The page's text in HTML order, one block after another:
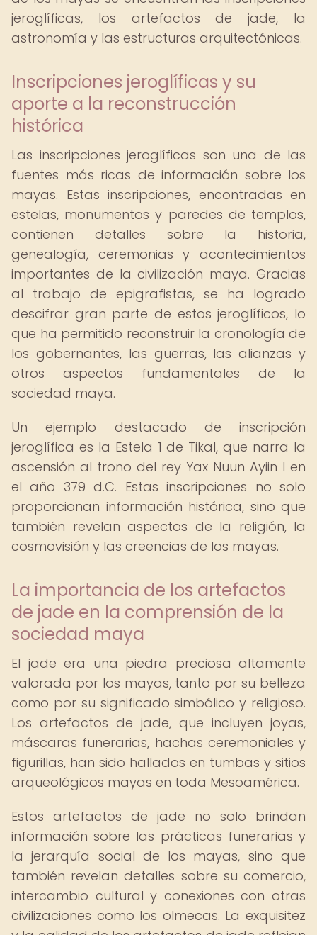
jeroglíficas, los artefactos de jade, la
astronomía y las estructuras arquitectónicas.
Inscripciones jeroglíficas y su
aporte a la reconstrucción
histórica
Las inscripciones jeroglíficas son una de las
fuentes más ricas de información sobre los
mayas. Estas inscripciones, encontradas en
estelas, monumentos y paredes de templos,
contienen detalles sobre la historia,
genealogía, ceremonias y acontecimientos
importantes de la civilización maya. Gracias
al trabajo de epigrafistas, se ha logrado
descifrar gran parte de estos jeroglíficos, lo
que ha permitido reconstruir la cronología de
los gobernantes, las guerras, las alianzas y
otros aspectos fundamentales de la
sociedad maya.
Un ejemplo destacado de inscripción
jeroglífica es la Estela 1 de Tikal, que narra la
ascensión al trono del rey Yax Nuun Ayiin I en
el año 379 d.C. Estas inscripciones no solo
proporcionan información histórica, sino que
también revelan aspectos de la religión, la
cosmovisión y las creencias de los mayas.
La importancia de los artefactos
de jade en la comprensión de la
sociedad maya
El jade era una piedra preciosa altamente
valorada por los mayas, tanto por su belleza
como por su significado simbólico y religioso.
Los artefactos de jade, que incluyen joyas,
máscaras funerarias, hachas ceremoniales y
figurillas, han sido hallados en tumbas y sitios
arqueológicos mayas en toda Mesoamérica.
Estos artefactos de jade no solo brindan
información sobre las prácticas funerarias y
la jerarquía social de los mayas, sino que
también revelan detalles sobre su comercio,
intercambio cultural y conexiones con otras
civilizaciones como los olmecas. La exquisitez